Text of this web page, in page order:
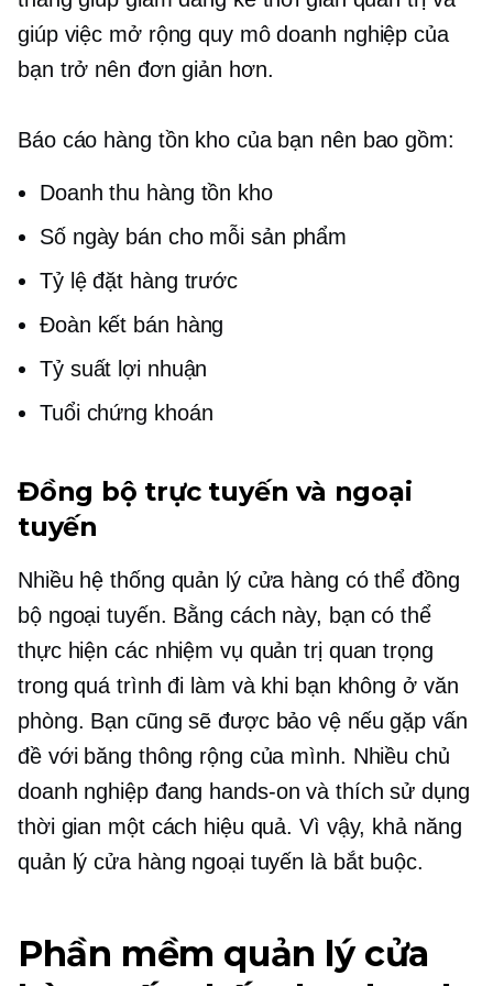
giúp việc mở rộng quy mô doanh nghiệp của
bạn trở nên đơn giản hơn.
Báo cáo hàng tồn kho của bạn nên bao gồm:
Doanh thu hàng tồn kho
Số ngày bán cho mỗi sản phẩm
Tỷ lệ đặt hàng trước
Đoàn kết bán hàng
Tỷ suất lợi nhuận
Tuổi chứng khoán
Đồng bộ trực tuyến và ngoại
tuyến
Nhiều hệ thống quản lý cửa hàng có thể đồng
bộ ngoại tuyến. Bằng cách này, bạn có thể
thực hiện các nhiệm vụ quản trị quan trọng
trong quá trình đi làm và khi bạn không ở văn
phòng. Bạn cũng sẽ được bảo vệ nếu gặp vấn
đề với băng thông rộng của mình. Nhiều chủ
doanh nghiệp đang hands-on và thích sử dụng
thời gian một cách hiệu quả. Vì vậy, khả năng
quản lý cửa hàng ngoại tuyến là bắt buộc.
Phần mềm quản lý cửa